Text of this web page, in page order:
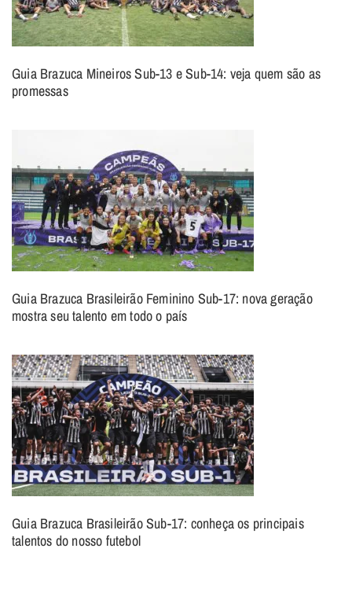
Guia Brazuca Mineiros Sub-13 e Sub-14: veja quem são as
promessas
Guia Brazuca Brasileirão Feminino Sub-17: nova geração
mostra seu talento em todo o país
Guia Brazuca Brasileirão Sub-17: conheça os principais
talentos do nosso futebol